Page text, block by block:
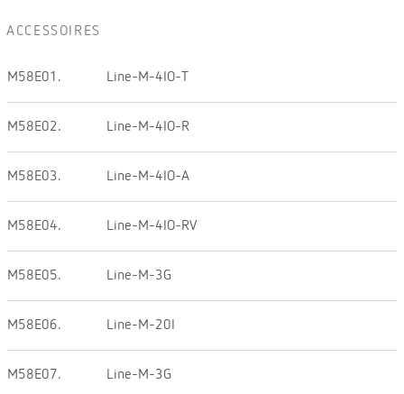
ACCESSOIRES
M58E01. Line-M-4IO-T
M58E02. Line-M-4IO-R
M58E03. Line-M-4IO-A
M58E04. Line-M-4IO-RV
M58E05. Line-M-3G
M58E06. Line-M-20I
M58E07. Line-M-3G